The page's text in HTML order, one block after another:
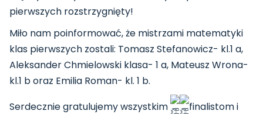
pierwszych rozstrzygnięty!
Miło nam poinformować, że mistrzami matematyki
klas pierwszych zostali: Tomasz Stefanowicz- kl.1 a,
Aleksander Chmielowski klasa- 1 a, Mateusz Wrona-
kl.1 b oraz Emilia Roman- kl. 1 b.
Serdecznie gratulujemy wszystkim
finalistom i